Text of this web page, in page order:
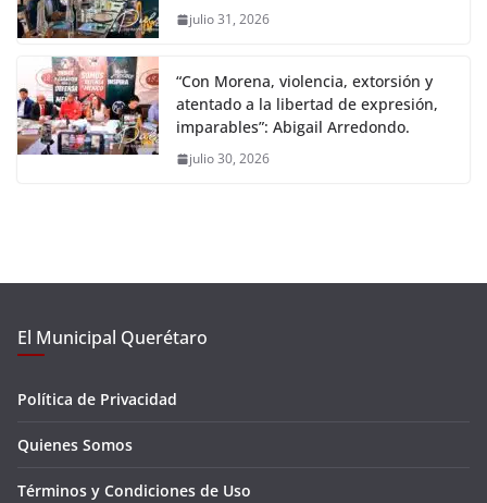
julio 31, 2026
“Con Morena, violencia, extorsión y
atentado a la libertad de expresión,
imparables”: Abigail Arredondo.
julio 30, 2026
El Municipal Querétaro
Política de Privacidad
Quienes Somos
Términos y Condiciones de Uso